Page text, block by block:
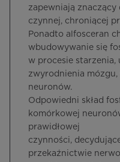
zapewniają
czynnej, chroniącej
Ponadto alfosceran
wbudowywanie się
w procesie starzenia,
zwyrodnienia mózgu,
neuronów.
Odpowiedni skład
komórkowej
prawidłowej
czynności,
przekaźnictwie